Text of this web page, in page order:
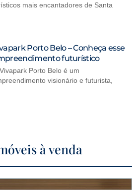
mais encantadores de Santa
Porto Belo – Conheça esse
futurístico
Porto Belo é um
visionário e futurista,
à venda